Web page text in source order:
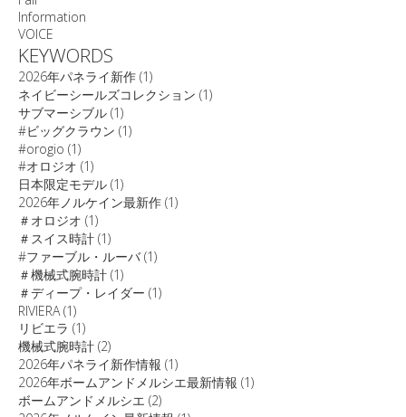
Information
VOICE
KEYWORDS
2026年パネライ新作 (1)
ネイビーシールズコレクション (1)
サブマーシブル (1)
#ビッグクラウン (1)
#orogio (1)
#オロジオ (1)
日本限定モデル (1)
2026年ノルケイン最新作 (1)
＃オロジオ (1)
＃スイス時計 (1)
#ファーブル・ルーバ(1)
＃機械式腕時計 (1)
＃ディープ・レイダー (1)
RIVIERA(1)
リビエラ (1)
機械式腕時計 (2)
2026年パネライ新作情報 (1)
2026年ボームアンドメルシエ最新情報 (1)
ボームアンドメルシエ (2)